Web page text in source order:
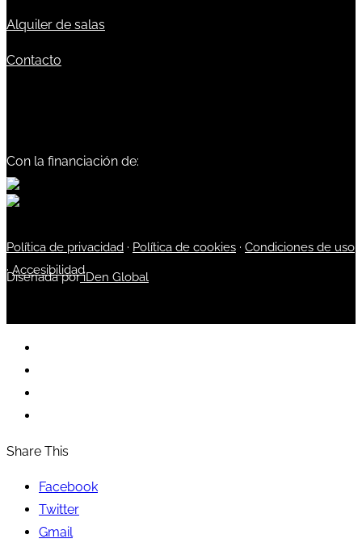
Alquiler de salas
Contacto
Con la financiación de:
Política de privacidad · Política de cookies · Condiciones de uso
·Accesibilidad
Diseñada poriDen Global
Share This
Facebook
Twitter
Gmail